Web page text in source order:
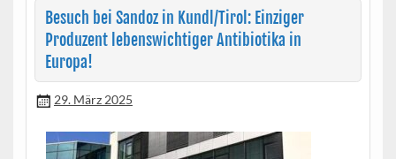
Besuch bei Sandoz in Kundl/Tirol: Einziger
Produzent lebenswichtiger Antibiotika in
Europa!
29. März 2025